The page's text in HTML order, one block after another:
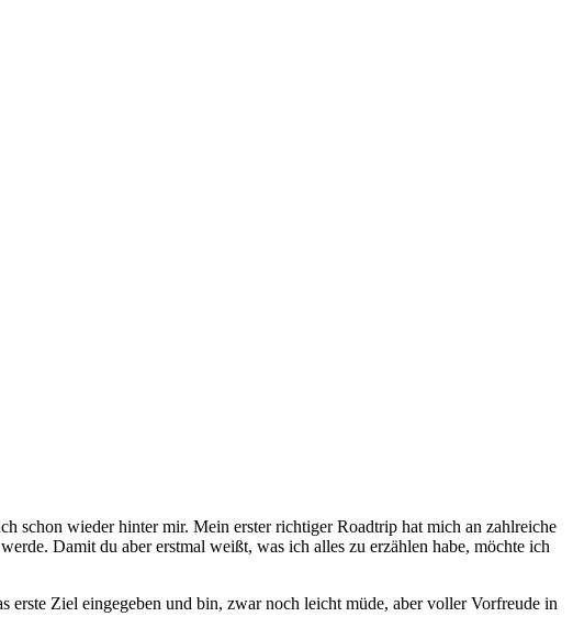
schon wieder hinter mir. Mein erster richtiger Roadtrip hat mich an zahlreiche
Damit du aber erstmal weißt, was ich alles zu erzählen habe, möchte ich
Ziel eingegeben und bin, zwar noch leicht müde, aber voller Vorfreude in